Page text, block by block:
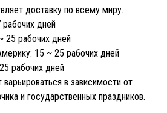
доставку по всему миру.
дней
25 рабочих дней
15 ~ 25 рабочих дней
рабочих дней
в зависимости от
и государственных праздников.